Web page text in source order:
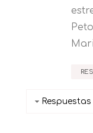
Respuestas